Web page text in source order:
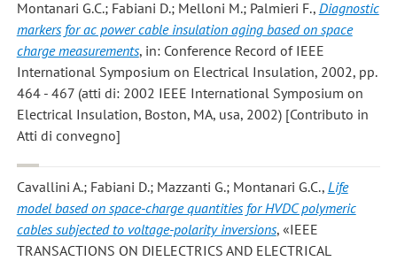
Montanari G.C.; Fabiani D.; Melloni M.; Palmieri F., Diagnostic
markers for ac power cable insulation aging based on space
charge measurements, in: Conference Record of IEEE
International Symposium on Electrical Insulation, 2002, pp.
464 - 467 (atti di: 2002 IEEE International Symposium on
Electrical Insulation, Boston, MA, usa, 2002) [Contributo in
Atti di convegno]
Cavallini A.; Fabiani D.; Mazzanti G.; Montanari G.C., Life
model based on space-charge quantities for HVDC polymeric
cables subjected to voltage-polarity inversions, «IEEE
TRANSACTIONS ON DIELECTRICS AND ELECTRICAL